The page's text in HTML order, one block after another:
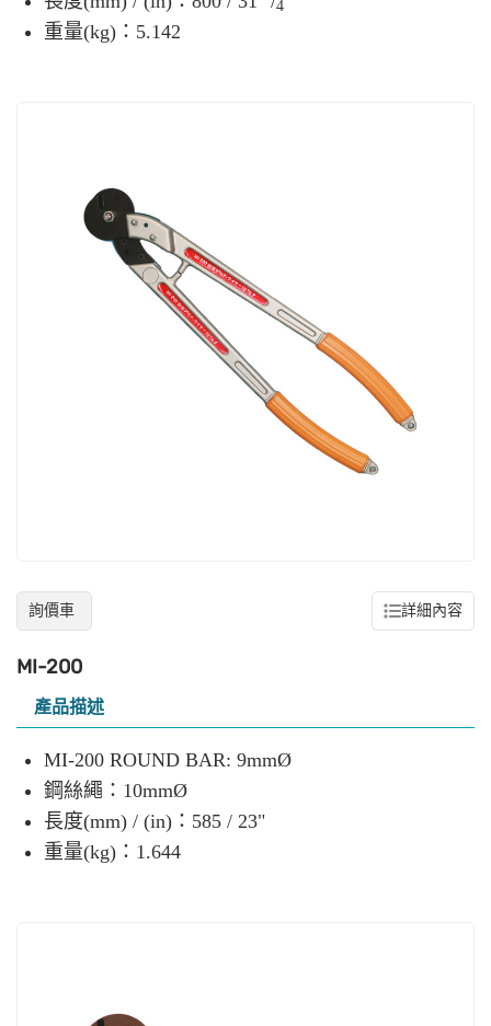
4
重量(kg)：5.142
詢價車 詳細內容
MI-200
產品描述
MI-200 ROUND BAR: 9mmØ
鋼絲繩：10mmØ
長度(mm) / (in)：585 / 23"
重量(kg)：1.644